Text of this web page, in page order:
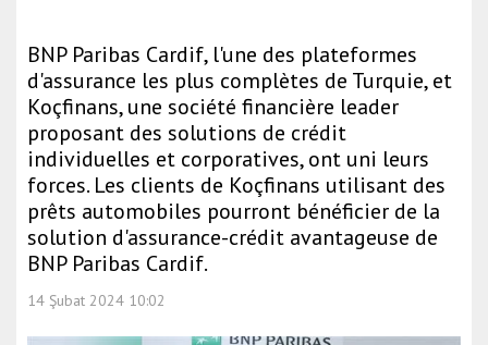
BNP Paribas Cardif, l'une des plateformes
d'assurance les plus complètes de Turquie, et
Koçfinans, une société financière leader
proposant des solutions de crédit
individuelles et corporatives, ont uni leurs
forces. Les clients de Koçfinans utilisant des
prêts automobiles pourront bénéficier de la
solution d'assurance-crédit avantageuse de
BNP Paribas Cardif.
14 Şubat 2024 10:02